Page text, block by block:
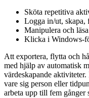
Sköta repetitiva
Logga in/ut, skapa,
Manipulera och
Klicka i Windows-
Att exportera, flytta och
med hjälp av automatisk
värdeskapande
vare sig person eller
arbeta upp till fem gånger